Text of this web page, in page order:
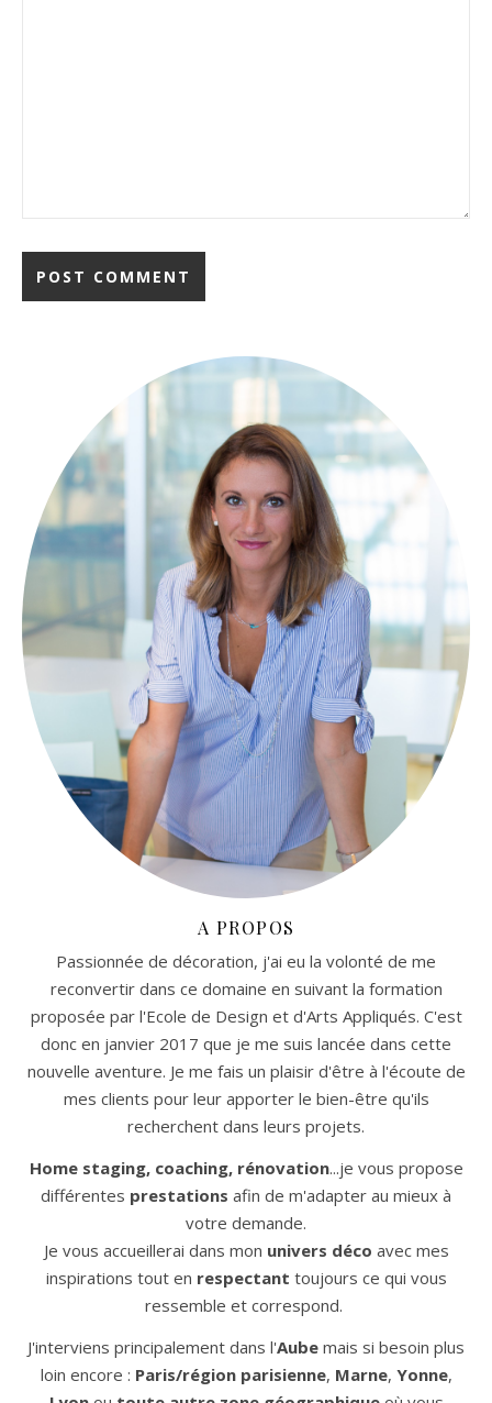
A PROPOS
Passionnée de décoration, j'ai eu la volonté de me
reconvertir dans ce domaine en suivant la formation
proposée par l'Ecole de Design et d'Arts Appliqués. C'est
donc en janvier 2017 que je me suis lancée dans cette
nouvelle aventure. Je me fais un plaisir d'être à l'écoute de
mes clients pour leur apporter le bien-être qu'ils
recherchent dans leurs projets.
Home staging, coaching, rénovation...je vous propose
différentes prestations afin de m'adapter au mieux à
votre demande.
Je vous accueillerai dans mon univers déco avec mes
inspirations tout en respectant toujours ce qui vous
ressemble et correspond.
J'interviens principalement dans l'Aube mais si besoin plus
loin encore : Paris/région parisienne, Marne, Yonne,